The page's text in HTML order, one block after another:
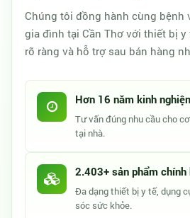
Chúng tôi đồng hành cùng bệnh
gia đình tại Cần Thơ với thiết bị
rõ ràng và hỗ trợ sau bán hàng
Hơn 16 năm kinh
Tư vấn đúng nhu cầu cho
tại nhà.
2.403+ sản phẩm chính
Đa dạng thiết bị y tế, dụng
sóc sức khỏe.